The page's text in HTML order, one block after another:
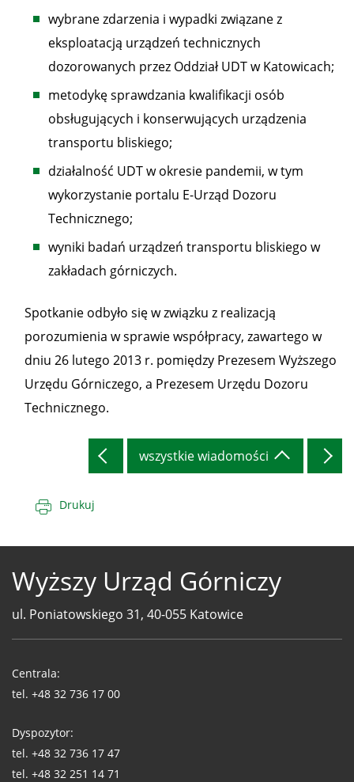
wybrane zdarzenia i wypadki związane z
eksploatacją urządzeń technicznych
dozorowanych przez Oddział UDT w Katowicach;
metodykę sprawdzania kwalifikacji osób
obsługujących i konserwujących urządzenia
transportu bliskiego;
działalność UDT w okresie pandemii, w tym
wykorzystanie portalu E-Urząd Dozoru
Technicznego;
wyniki badań urządzeń transportu bliskiego w
zakładach górniczych.
Spotkanie odbyło się w związku z realizacją
porozumienia w sprawie współpracy, zawartego w
dniu 26 lutego 2013 r. pomiędzy Prezesem Wyższego
Urzędu Górniczego, a Prezesem Urzędu Dozoru
Technicznego.
wszystkie wiadomości
Drukuj
Wyższy Urząd Górniczy
ul. Poniatowskiego 31, 40-055 Katowice
WUG
Centrala:
tel. +48 32 736 17 00
Dyspozytor:
tel. +48 32 736 17 47
tel. +48 32 251 14 71